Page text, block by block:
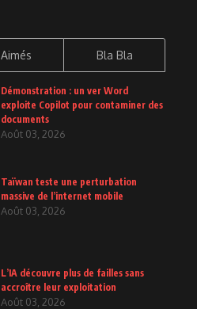
Aimés Bla Bla
Démonstration : un ver Word
exploite Copilot pour contaminer des
documents
Août 03, 2026
Taïwan teste une perturbation
massive de l’internet mobile
Août 03, 2026
L’IA découvre plus de failles sans
accroître leur exploitation
Août 03, 2026